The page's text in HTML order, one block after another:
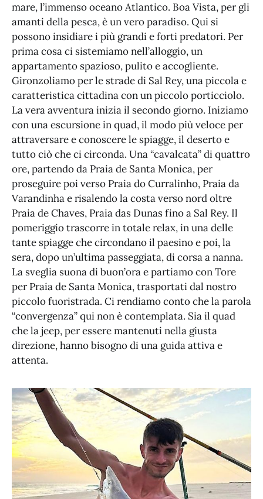
mare, l’immenso oceano Atlantico. Boa Vista, per gli
amanti della pesca, è un vero paradiso. Qui si
possono insidiare i più grandi e forti predatori. Per
prima cosa ci sistemiamo nell’alloggio, un
appartamento spazioso, pulito e accogliente.
Gironzoliamo per le strade di Sal Rey, una piccola e
caratteristica cittadina con un piccolo porticciolo.
La vera avventura inizia il secondo giorno. Iniziamo
con una escursione in quad, il modo più veloce per
attraversare e conoscere le spiagge, il deserto e
tutto ciò che ci circonda. Una “cavalcata” di quattro
ore, partendo da Praia de Santa Monica, per
proseguire poi verso Praia do Curralinho, Praia da
Varandinha e risalendo la costa verso nord oltre
Praia de Chaves, Praia das Dunas fino a Sal Rey. Il
pomeriggio trascorre in totale relax, in una delle
tante spiagge che circondano il paesino e poi, la
sera, dopo un’ultima passeggiata, di corsa a nanna.
La sveglia suona di buon’ora e partiamo con Tore
per Praia de Santa Monica, trasportati dal nostro
piccolo fuoristrada. Ci rendiamo conto che la parola
“convergenza” qui non è contemplata. Sia il quad
che la jeep, per essere mantenuti nella giusta
direzione, hanno bisogno di una guida attiva e
attenta.